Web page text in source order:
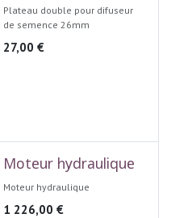
Plateau double pour difuseur
de semence 26mm
27,00 €
Moteur hydraulique
Moteur hydraulique
1 226,00 €